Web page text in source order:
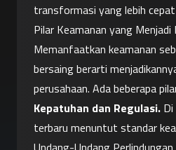
transformasi yang lebih cepat
Pilar Keamanan yang Menjadi
Memanfaatkan keamanan
bersaing berarti
perusahaan. Ada beberapa
Kepatuhan dan Regulasi.
terbaru menuntut standar